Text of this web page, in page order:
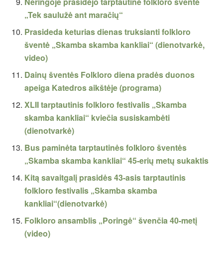
„Tek saulužė ant maračių“
Prasideda keturias dienas truksianti folkloro
šventė „Skamba skamba kankliai“ (dienotvarkė,
video)
Dainų šventės Folkloro diena pradės duonos
apeiga Katedros aikštėje (programa)
XLII tarptautinis folkloro festivalis „Skamba
skamba kankliai“ kviečia susiskambėti
(dienotvarkė)
Bus paminėta tarptautinės folkloro šventės
„Skamba skamba kankliai“ 45-erių metų sukaktis
Kitą savaitgalį prasidės 43-asis tarptautinis
folkloro festivalis „Skamba skamba
kankliai“(dienotvarkė)
Folkloro ansamblis „Poringė“ švenčia 40-metį
(video)